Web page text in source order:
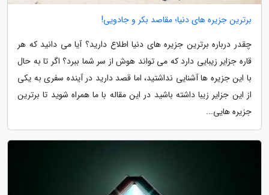
برترین جزیره های دنیا؛ مقاصد بکر و جادویی!
چقدر درباره برترین جزیره های دنیا اطلاع دارید؟ آیا می دانید که هر
قاره جزایر زیبایی دارد که می تواند هوش از سر شما ببرد؟ اگر تا به حال
با این جزیره ها آشنایی نداشتید، اما قصد دارید در آینده سفری به یکی
از این جزایر زیبا داشته باشید در این مقاله با ما همراه شوید تا برترین
جزیره هایی...